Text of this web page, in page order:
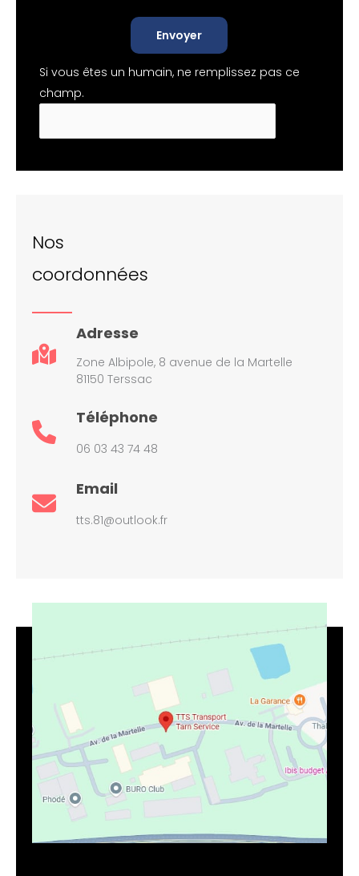
Envoyer
Si vous êtes un humain, ne remplissez pas ce
champ.
Nos
coordonnées
Adresse
Zone Albipole, 8 avenue de la Martelle
81150 Terssac
Téléphone
06 03 43 74 48
Email
tts.81@outlook.fr